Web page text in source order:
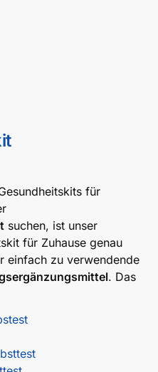
für
suchen, ist unser
für Zuhause genau
einfach zu verwendende
. Das